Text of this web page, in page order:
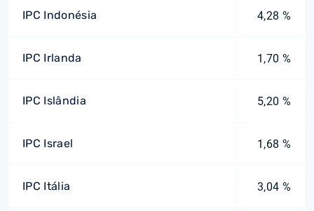
IPC Indonésia 4,28 %
IPC Irlanda 1,70 %
IPC Islândia 5,20 %
IPC Israel 1,68 %
IPC Itália 3,04 %